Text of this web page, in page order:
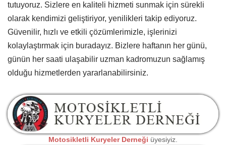
tutuyoruz. Sizlere en kaliteli hizmeti sunmak için sürekli
olarak kendimizi geliştiriyor, yenilikleri takip ediyoruz.
Güvenilir, hızlı ve etkili çözümlerimizle, işlerinizi
kolaylaştırmak için buradayız. Bizlere haftanın her günü,
günün her saati ulaşabilir uzman kadromuzun sağlamış
olduğu hizmetlerden yararlanabilirsiniz.
Motosikletli Kuryeler Derneği üyesiyiz.